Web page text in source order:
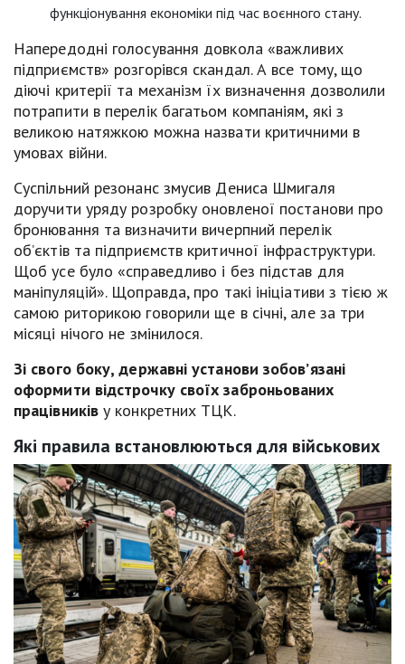
функціонування економіки під час воєнного стану.
Напередодні голосування довкола «важливих
підприємств» розгорівся скандал. А все тому, що
діючі критерії та механізм їх визначення дозволили
потрапити в перелік багатьом компаніям, які з
великою натяжкою можна назвати критичними в
умовах війни.
Суспільний резонанс змусив Дениса Шмигаля
доручити уряду розробку оновленої постанови про
бронювання та визначити вичерпний перелік
об’єктів та підприємств критичної інфраструктури.
Щоб усе було «справедливо і без підстав для
маніпуляцій». Щоправда, про такі ініціативи з тією ж
самою риторикою говорили ще в січні, але за три
місяці нічого не змінилося.
Зі свого боку, державні установи зобов’язані
оформити відстрочку своїх заброньованих
працівників у конкретних ТЦК.
Які правила встановлюються для військових